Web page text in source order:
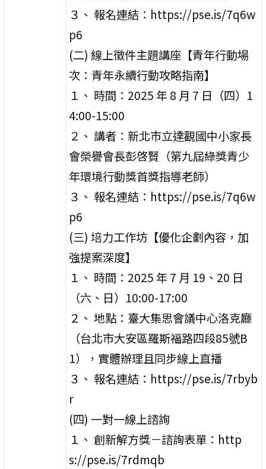
３、 報名連結：https://pse.is/7q6w
p6
(二) 線上徵件主題講座【青年行動場
次：青年永續行動攻略指南】
１、 時間：2025 年 8 月 7 日（四）1
4:00-15:00
２、 講者：新北市立達觀國中小家長
會榮譽會長彭啓賢（第九屆綠獎青少
年環境行動獎首獎指導老師）
３、 報名連結：https://pse.is/7q6w
p6
(三) 培力工作坊【優化企劃內容，加
強提案深度】
１、 時間：2025 年 7 月 19、20 日
（六、日）10:00-17:00
２、 地點：臺大集思會議中心洛克廳
（台北市大安區羅斯福路四段85號B
1），實體辦理且同步線上直播
３、 報名連結：https://pse.is/7rbyb
r
(四) 一對一線上諮詢
１、 創新解方獎－諮詢表單：http
s://pse.is/7rdmqb